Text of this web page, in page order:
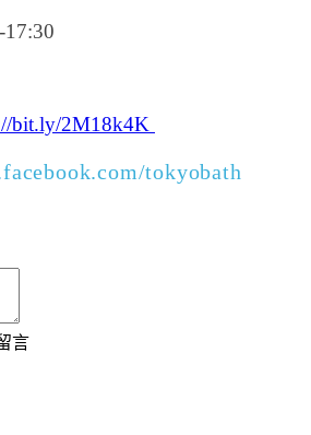
bit.ly/2M18k4K
tokyobath
言